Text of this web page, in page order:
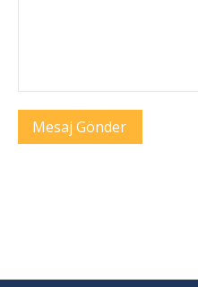
Mesaj Gönder